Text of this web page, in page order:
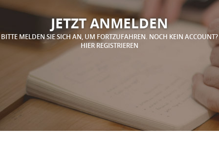
JETZT ANMELDEN
BITTE MELDEN SIE SICH AN, UM FORTZUFAHREN. NOCH KEIN ACCOUNT?
HIER REGISTRIEREN